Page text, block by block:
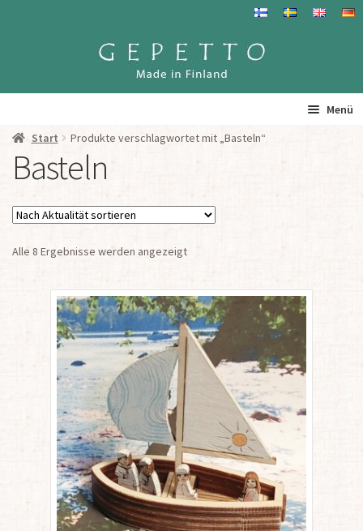
Zur
Zum
Menü
Startseite
Start Produkte verschlagwortet mit „Basteln“
Basteln
Alle 8 Ergebnisse werden angezeigtNach